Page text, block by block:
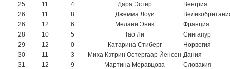
25
11 4 Дара Эстер
Венгрия
26
11 8 Джемма Лоуи
26
12 6 Мелани Эник
Франция
28
10 5 Тао Ли
Сингапур
29
12 0 Катарина Стиберг
Норвегия
30
11 3 Миха Кэтрин Остергаар Йенсен Дания
31
12 9 Мартина Моравцова
Словакия